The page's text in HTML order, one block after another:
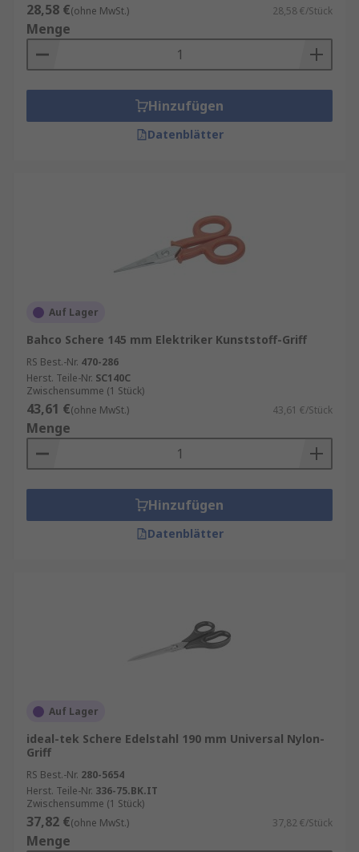
28,58 €(ohne MwSt.) 28,58 €/Stück
Menge
Hinzufügen
Datenblätter
Auf Lager
Bahco Schere 145 mm Elektriker Kunststoff-Griff
RS Best.-Nr. 470-286
Herst. Teile-Nr. SC140C
Zwischensumme (1 Stück)
43,61 €(ohne MwSt.) 43,61 €/Stück
Menge
Hinzufügen
Datenblätter
Auf Lager
ideal-tek Schere Edelstahl 190 mm Universal Nylon-
Griff
RS Best.-Nr. 280-5654
Herst. Teile-Nr. 336-75.BK.IT
Zwischensumme (1 Stück)
37,82 €(ohne MwSt.) 37,82 €/Stück
Menge